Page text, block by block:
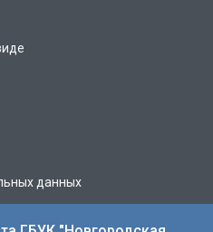
данных